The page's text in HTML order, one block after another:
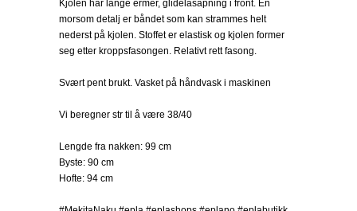
Kjolen har lange ermer, glidelåsåpning i front. En
morsom detalj er båndet som kan strammes helt
nederst på kjolen. Stoffet er elastisk og kjolen former
seg etter kroppsfasongen. Relativt rett fasong.
Svært pent brukt. Vasket på håndvask i maskinen
Vi beregner str til å være 38/40
Lengde fra nakken: 99 cm
Byste: 90 cm
Hofte: 94 cm